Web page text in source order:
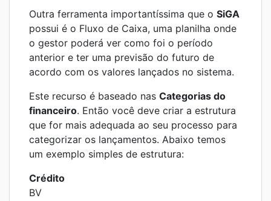
Outra ferramenta importantíssima que o SiGA
possui é o Fluxo de Caixa, uma planilha onde
o gestor poderá ver como foi o período
anterior e ter uma previsão do futuro de
acordo com os valores lançados no sistema.
Este recurso é baseado nas Categorias do
financeiro. Então você deve criar a estrutura
que for mais adequada ao seu processo para
categorizar os lançamentos. Abaixo temos
um exemplo simples de estrutura:
Crédito
BV